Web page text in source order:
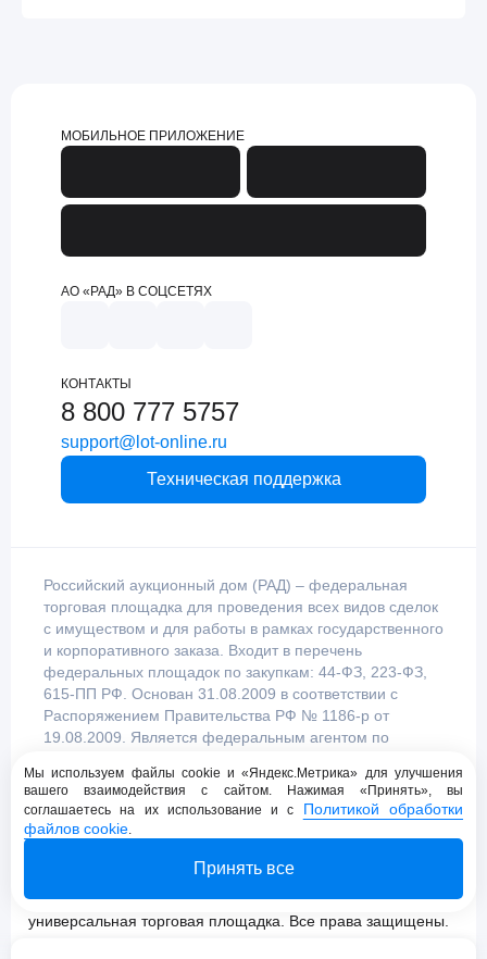
МОБИЛЬНОЕ ПРИЛОЖЕНИЕ
АО «РАД» В СОЦСЕТЯХ
КОНТАКТЫ
8 800 777 5757
support@lot-online.ru
Техническая поддержка
Российский аукционный дом (РАД) – федеральная
торговая площадка для проведения всех видов сделок
с имуществом и для работы в рамках государственного
и корпоративного заказа. Входит в перечень
федеральных площадок по закупкам: 44-ФЗ, 223-ФЗ,
615-ПП РФ. Основан 31.08.2009 в соответствии с
Распоряжением Правительства РФ № 1186-р от
19.08.2009. Является федеральным агентом по
Правительством Российской Федерации.
Политика конфиденциальности
© 2009 - 2026 АО «Российский аукционный дом»
универсальная торговая площадка. Все права защищены.
Мы используем файлы cookie и «Яндекс.Метрика» для улучшения
вашего взаимодействия с сайтом. Нажимая «Принять», вы
соглашаетесь на их использование и с Политикой обработки
файлов cookie.
Принять все